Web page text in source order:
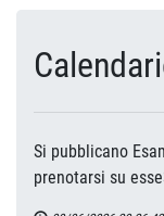
Si pubblicano
prenotarsi su